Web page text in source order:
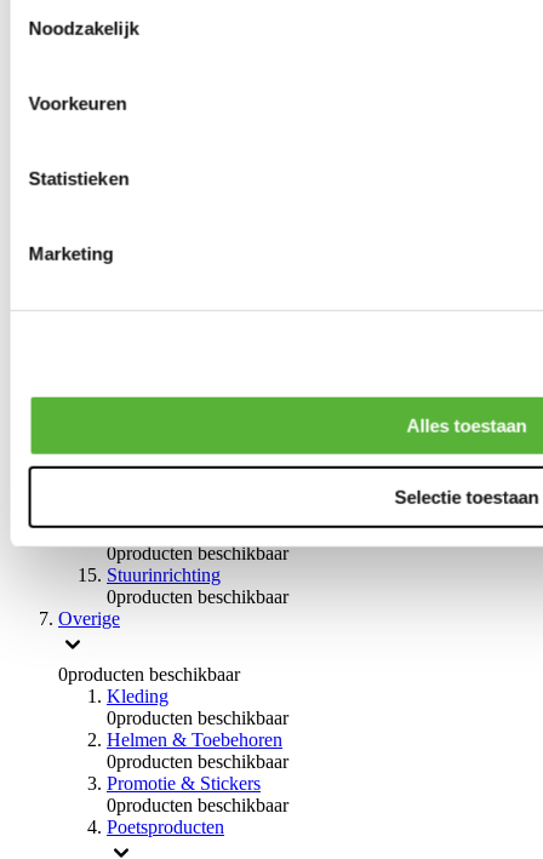
Noodzakelijk
Voorkeuren
Statistieken
Marketing
Alles toestaan
Selectie toestaan
Remmen
Remleidingen
Remvloeistoffen
0producten beschikbaar
Braces
0producten beschikbaar
Stuurinrichting
0producten beschikbaar
Overige
0producten beschikbaar
Kleding
0producten beschikbaar
Helmen & Toebehoren
0producten beschikbaar
Promotie & Stickers
0producten beschikbaar
Poetsproducten